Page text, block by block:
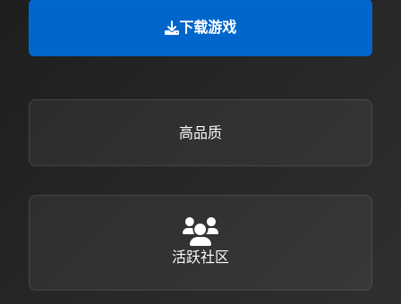
下载游戏
高品质
活跃社区